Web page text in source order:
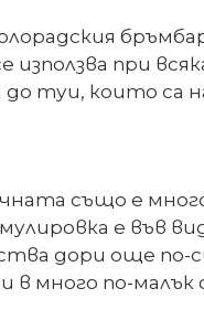
при
до туи, които са
също е
е във
дори още по-
много по-малък